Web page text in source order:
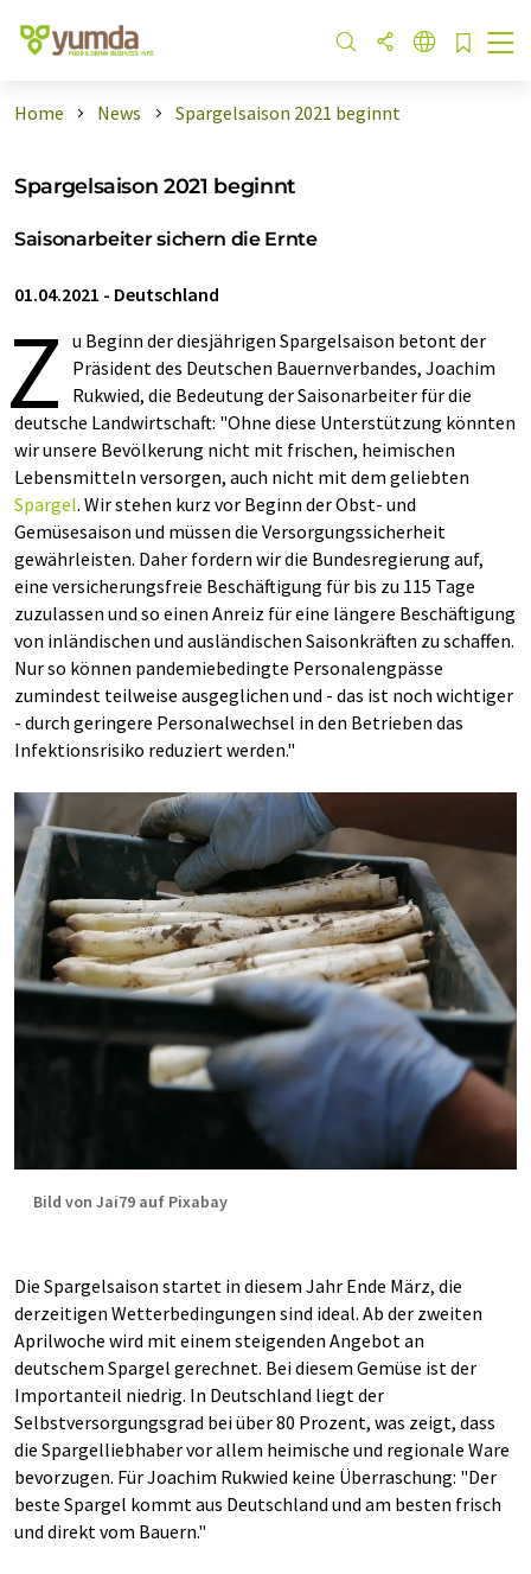
Home News Spargelsaison 2021 beginnt
Spargelsaison 2021 beginnt
Saisonarbeiter sichern die Ernte
01.04.2021 - Deutschland
Z u Beginn der diesjährigen Spargelsaison betont der
Präsident des Deutschen Bauernverbandes, Joachim
Rukwied, die Bedeutung der Saisonarbeiter für die
deutsche Landwirtschaft: "Ohne diese Unterstützung könnten
wir unsere Bevölkerung nicht mit frischen, heimischen
Lebensmitteln versorgen, auch nicht mit dem geliebten
Spargel. Wir stehen kurz vor Beginn der Obst- und
Gemüsesaison und müssen die Versorgungssicherheit
gewährleisten. Daher fordern wir die Bundesregierung auf,
eine versicherungsfreie Beschäftigung für bis zu 115 Tage
zuzulassen und so einen Anreiz für eine längere Beschäftigung
von inländischen und ausländischen Saisonkräften zu schaffen.
Nur so können pandemiebedingte Personalengpässe
zumindest teilweise ausgeglichen und - das ist noch wichtiger
- durch geringere Personalwechsel in den Betrieben das
Infektionsrisiko reduziert werden."
Bild von Jai79 auf Pixabay
Die Spargelsaison startet in diesem Jahr Ende März, die
derzeitigen Wetterbedingungen sind ideal. Ab der zweiten
Aprilwoche wird mit einem steigenden Angebot an
deutschem Spargel gerechnet. Bei diesem Gemüse ist der
Importanteil niedrig. In Deutschland liegt der
Selbstversorgungsgrad bei über 80 Prozent, was zeigt, dass
die Spargelliebhaber vor allem heimische und regionale Ware
bevorzugen. Für Joachim Rukwied keine Überraschung: "Der
beste Spargel kommt aus Deutschland und am besten frisch
und direkt vom Bauern."